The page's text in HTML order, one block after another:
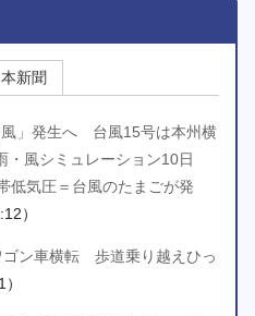
新聞
風」発生へ 台風15号は本州横
風シミュレーション10日
低気圧＝台風のたまごが発
）
ゴン車横転 歩道乗り越えひっ